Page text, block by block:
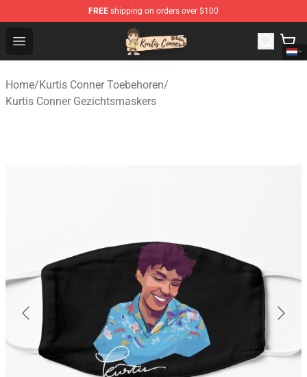
FREE shipping on orders over $100
Open menu
Kurtis Conner Store - Official Kurtis Conner Merchandise
Home/Kurtis Conner Toebehoren/
Kurtis Conner Gezichtsmaskers